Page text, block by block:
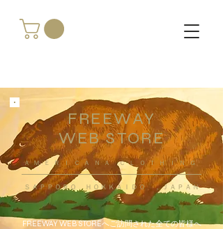
FREEWAY
WEB STORE
​ＡＭＥＲＩＣＡＮＡ ＣＬＯＴＨＩＮＧ
ＳＡＰＰＯＲＯ ＨＯＫＫＡＩＤＯ ，ＪＡＰＡＮ
FREEWAY WEB STOREへご訪問された全ての皆様へ